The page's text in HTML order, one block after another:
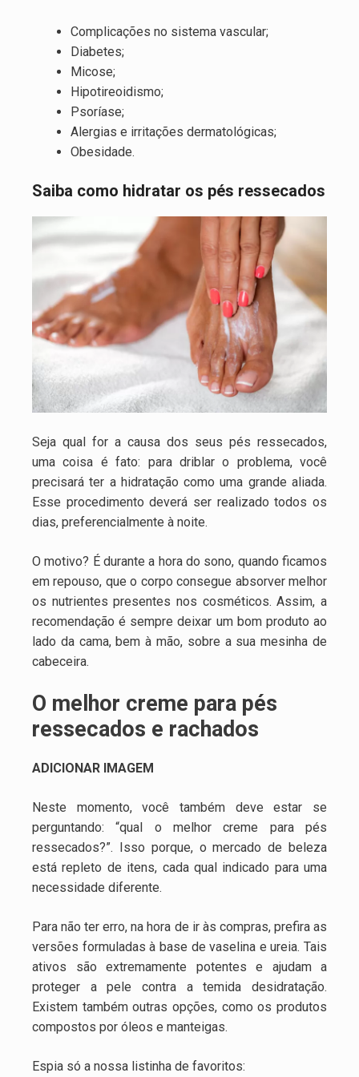
Complicações no sistema vascular;
Diabetes;
Micose;
Hipotireoidismo;
Psoríase;
Alergias e irritações dermatológicas;
Obesidade.
Saiba como hidratar os pés ressecados
Seja qual for a causa dos seus pés ressecados,
uma coisa é fato: para driblar o problema, você
precisará ter a hidratação como uma grande aliada.
Esse procedimento deverá ser realizado todos os
dias, preferencialmente à noite.
O motivo? É durante a hora do sono, quando ficamos
em repouso, que o corpo consegue absorver melhor
os nutrientes presentes nos cosméticos. Assim, a
recomendação é sempre deixar um bom produto ao
lado da cama, bem à mão, sobre a sua mesinha de
cabeceira.
O melhor creme para pés
ressecados e rachados
ADICIONAR IMAGEM
Neste momento, você também deve estar se
perguntando: “qual o melhor creme para pés
ressecados?”. Isso porque, o mercado de beleza
está repleto de itens, cada qual indicado para uma
necessidade diferente.
Para não ter erro, na hora de ir às compras, prefira as
versões formuladas à base de vaselina e ureia. Tais
ativos são extremamente potentes e ajudam a
proteger a pele contra a temida desidratação.
Existem também outras opções, como os produtos
compostos por óleos e manteigas.
Espia só a nossa listinha de favoritos: